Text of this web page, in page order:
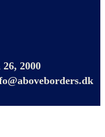
2000